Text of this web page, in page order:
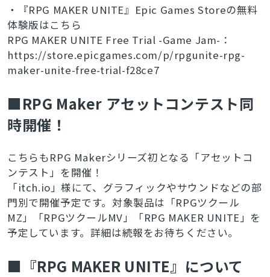
・『RPG MAKER UNITE』Epic Games Storeの無料
体験版はこちら
RPG MAKER UNITE Free Trial -Game Jam-：
https://store.epicgames.com/p/rpgunite-rpg-
maker-unite-free-trial-f28ce7
■RPG Maker アセットコンテスト同
時開催！
こちらもRPG Makerシリーズ初となる「アセットコ
ンテスト」を開催！
「itch.io」様にて、グラフィックやサウンドなどの部
門別で開催予定です。対象製品は「RPGツクール
MZ」「RPGツクールMV」「RPG MAKER UNITE」を
予定しています。詳細は続報をお待ちください。
■『RPG MAKER UNITE』について